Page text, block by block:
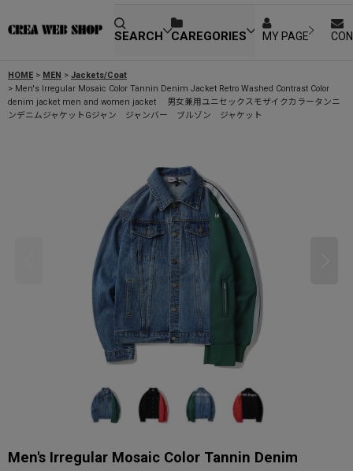
SEARCH CAREGORIES MY PAGE
HOME > MEN > Jackets/Coat
> Men's Irregular Mosaic Color Tannin Denim Jacket Retro Washed Contrast Color
denim jacket men and women jacket 男女兼用ユニセックスモザイクカラータンニ
ンデニムジャケットGジャン ジャンバー ブルゾン ジャケット
Men's Irregular Mosaic Color Tannin Denim